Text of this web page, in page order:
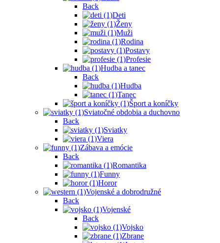
Back
Deti
Ženy
Muži
Rodina
Postavy
Profesie
Hudba a tanec
Back
Hudba
Tanec
Šport a koníčky
Sviatočné obdobia a duchovno
Back
Sviatky
Viera
Zábava a emócie
Back
Romantika
Funny
Horor
Vojenské a dobrodružné
Back
Vojenské
Back
Vojsko
Zbrane